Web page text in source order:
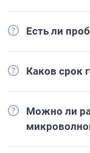
Есть ли
Каков срок
Можно ли